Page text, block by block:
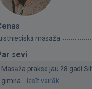
masāža
sevi
Masāža prakse jau 28.gadi
gimna...
lasīt vairāk